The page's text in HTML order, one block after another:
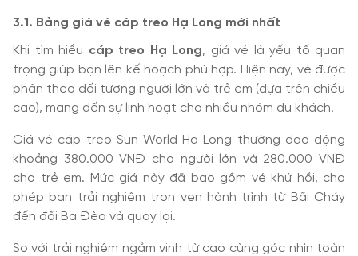
3.1. Bảng giá vé cáp treo Hạ Long mới nhất
Khi tìm hiểu cáp treo Hạ Long, giá vé là yếu tố quan
trọng giúp bạn lên kế hoạch phù hợp. Hiện nay, vé được
phân theo đối tượng người lớn và trẻ em (dựa trên chiều
cao), mang đến sự linh hoạt cho nhiều nhóm du khách.
Giá vé cáp treo Sun World Ha Long thường dao động
khoảng 380.000 VNĐ cho người lớn và 280.000 VNĐ
cho trẻ em. Mức giá này đã bao gồm vé khứ hồi, cho
phép bạn trải nghiệm trọn vẹn hành trình từ Bãi Cháy
đến đồi Ba Đèo và quay lại.
So với trải nghiệm ngắm vịnh từ cao cùng góc nhìn toàn